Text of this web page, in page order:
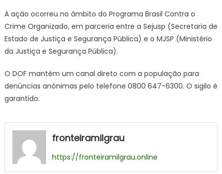
A ação ocorreu no âmbito do Programa Brasil Contra o
Crime Organizado, em parceria entre a Sejusp (Secretaria de
Estado de Justiça e Segurança Pública) e o MJSP (Ministério
da Justiça e Segurança Pública).
O DOF mantém um canal direto com a população para
denúncias anônimas pelo telefone 0800 647-6300. O sigilo é
garantido.
fronteiramilgrau
https://fronteiramilgrau.online